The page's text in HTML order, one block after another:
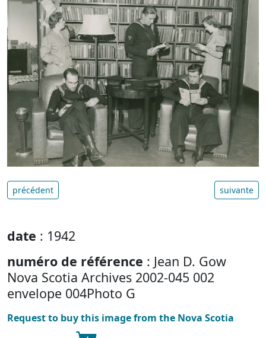
précédent suivante
date : 1942
numéro de référence : Jean D. Gow
Nova Scotia Archives 2002-045 002
envelope 004Photo G
Request to buy this image from the Nova Scotia